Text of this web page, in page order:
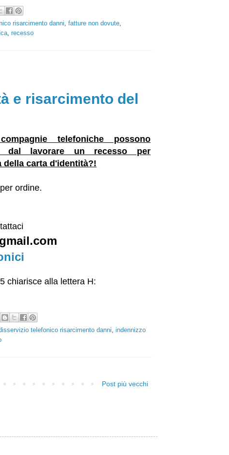
risarcimento danni, fatture non dovute,
, recesso
e risarcimento del
telefoniche possono
dal lavorare un recesso per
della carta d'identità?!
ordine.
chiarisce alla lettera H:
telefonico risarcimento danni
indennizzo
Post più vecchi